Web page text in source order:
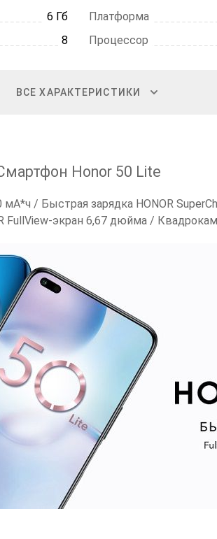
6 Гб Платформа
8 Процессор
ВСЕ ХАРАКТЕРИСТИКИ
Honor 50 Lite
мА*ч / Быстрая зарядка HONOR
FullView-экран 6,67 дюйма /